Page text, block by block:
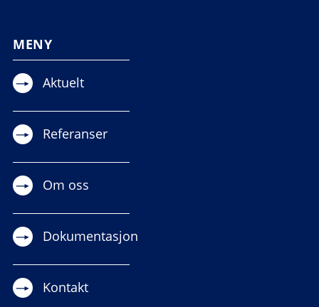
MENY
Aktuelt
Referanser
Om oss
Dokumentasjon
Kontakt